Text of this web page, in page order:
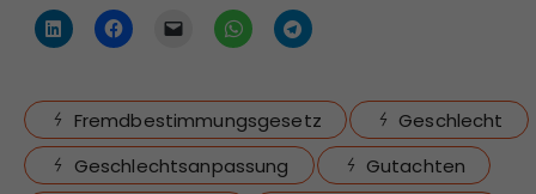
Fremdbestimmungsgesetz
Geschlecht
Geschlechtsanpassung
Gutachten